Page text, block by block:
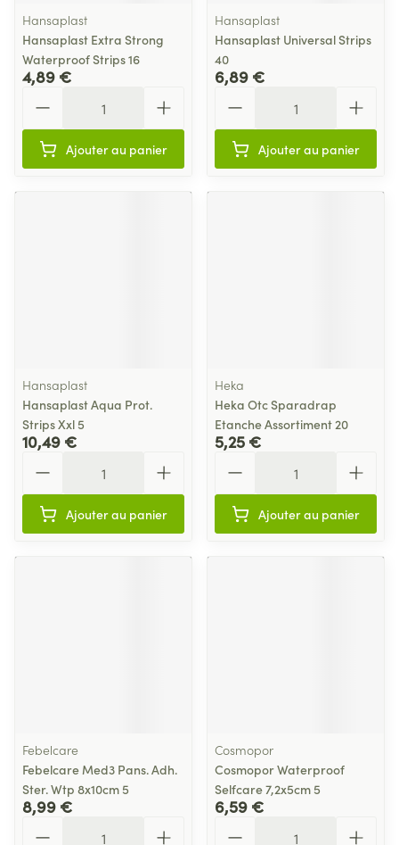
Hansaplast
Hansaplast Extra Strong
Waterproof Strips 16
4,89 €
Ajouter au panier
Hansaplast
Hansaplast Universal Strips
40
6,89 €
Ajouter au panier
Hansaplast
Hansaplast Aqua Prot.
Strips Xxl 5
10,49 €
Ajouter au panier
Heka
Heka Otc Sparadrap
Etanche Assortiment 20
5,25 €
Ajouter au panier
Febelcare
Febelcare Med3 Pans. Adh.
Ster. Wtp 8x10cm 5
8,99 €
Cosmopor
Cosmopor Waterproof
Selfcare 7,2x5cm 5
6,59 €